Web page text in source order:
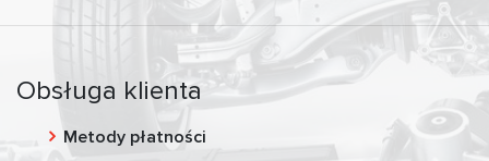
Obsługa klienta
Metody płatności